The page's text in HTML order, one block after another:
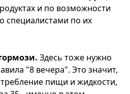
и по возможности
специалистами по их
Здесь тоже нужно
"8 вечера". Это значит,
пищи и жидкости,